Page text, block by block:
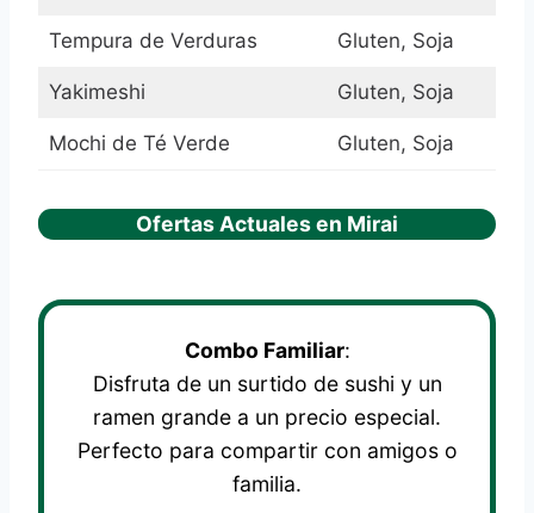
Tempura de Verduras Gluten, Soja
Yakimeshi Gluten, Soja
Mochi de Té Verde Gluten, Soja
Ofertas Actuales en Mirai
Combo Familiar:
Disfruta de un surtido de sushi y un
ramen grande a un precio especial.
Perfecto para compartir con amigos o
familia.